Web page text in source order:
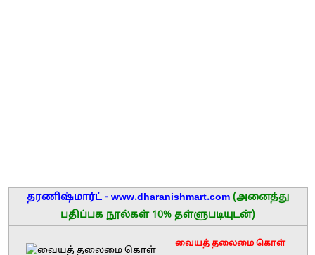
தரணிஷ்மார்ட் - www.dharanishmart.com (அனைத்து
பதிப்பக நூல்கள் 10% தள்ளுபடியுடன்)
வையத் தலைமை கொள்